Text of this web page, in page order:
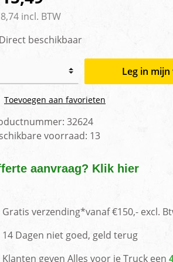
incl. BTW
Direct beschikbaar
Leg in
Toevoegen aan favorieten
32624
voorraad: 13
aanvraag? Klik hier
Gratis verzending*vanaf €150,- excl.
14 Dagen niet goed, geld terug
Klanten geven Alles voor je Truck een